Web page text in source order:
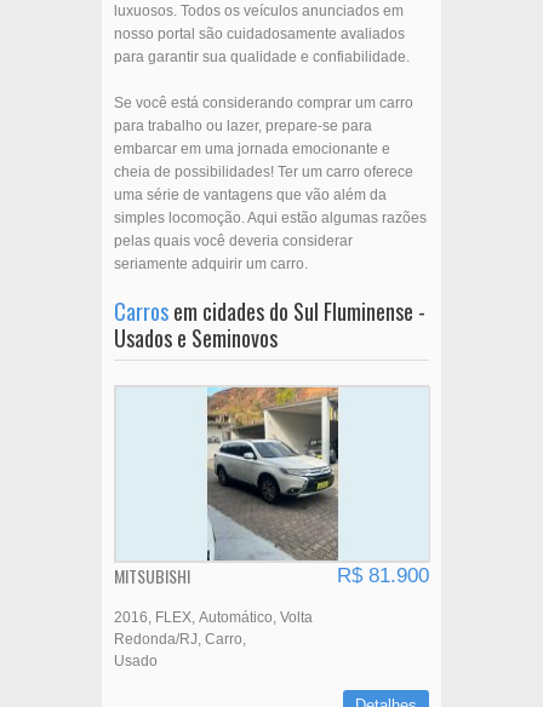
luxuosos. Todos os veículos anunciados em
nosso portal são cuidadosamente avaliados
para garantir sua qualidade e confiabilidade.
Se você está considerando comprar um carro
para trabalho ou lazer, prepare-se para
embarcar em uma jornada emocionante e
cheia de possibilidades! Ter um carro oferece
uma série de vantagens que vão além da
simples locomoção. Aqui estão algumas razões
pelas quais você deveria considerar
seriamente adquirir um carro.
Carrosem cidades do Sul Fluminense -
Usados e Seminovos
MITSUBISHI R$ 81.900
2016 FLEX Automático Volta
Redonda/RJ Carro
Usado